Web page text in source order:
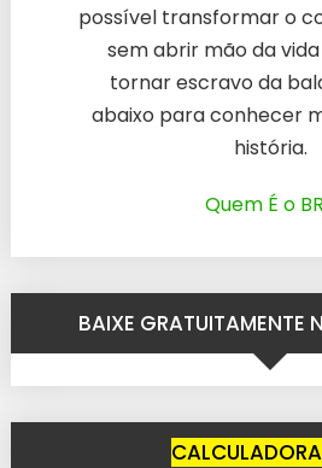
possível transformar o
sem abrir mão da
tornar escravo da
abaixo para conhecer
história.
Quem É o
BAIXE GRATUITAMENTE